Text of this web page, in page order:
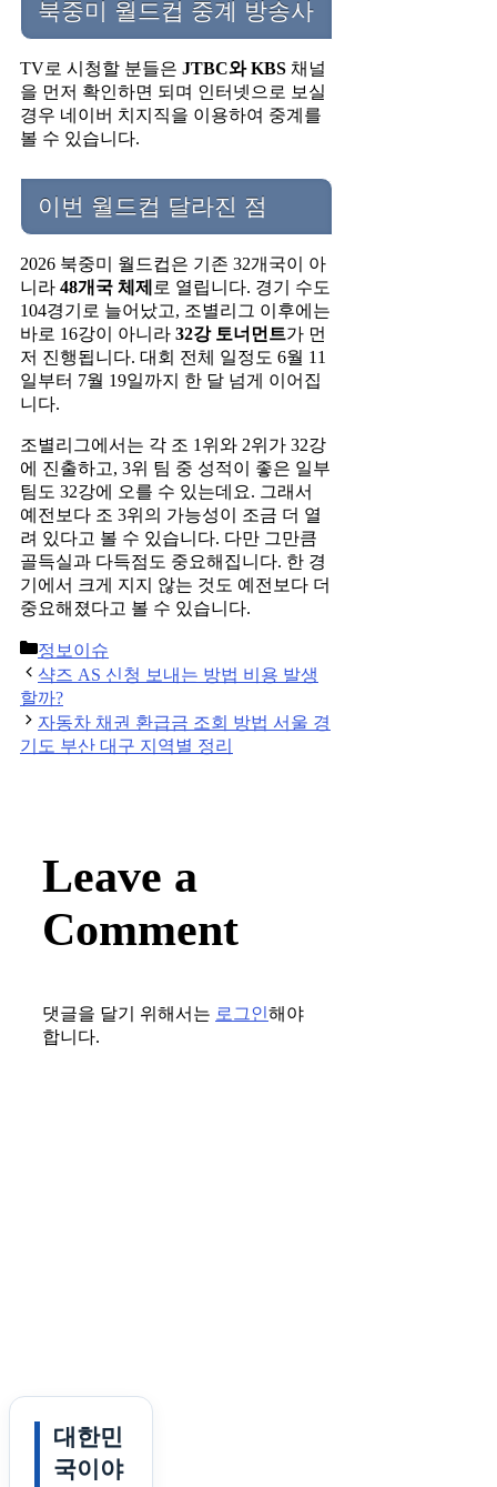
북중미 월드컵 중계 방송사
TV로 시청할 분들은 JTBC와 KBS 채널
을 먼저 확인하면 되며 인터넷으로 보실
경우 네이버 치지직을 이용하여 중계를
볼 수 있습니다.
이번 월드컵 달라진 점
2026 북중미 월드컵은 기존 32개국이 아
니라 48개국 체제 로 열립니다. 경기 수도
104경기로 늘어났고, 조별리그 이후에는
바로 16강이 아니라 32강 토너먼트가 먼
저 진행됩니다. 대회 전체 일정도 6월 11
일부터 7월 19일까지 한 달 넘게 이어집
니다.
조별리그에서는 각 조 1위와 2위가 32강
에 진출하고, 3위 팀 중 성적이 좋은 일부
팀도 32강에 오를 수 있는데요. 그래서
예전보다 조 3위의 가능성이 조금 더 열
려 있다고 볼 수 있습니다. 다만 그만큼
골득실과 다득점도 중요해집니다. 한 경
기에서 크게 지지 않는 것도 예전보다 더
중요해졌다고 볼 수 있습니다.
Categories
정보이슈
Post
navigation
샥즈 AS 신청 보내는 방법 비용 발생
할까?
자동차 채권 환급금 조회 방법 서울 경
기도 부산 대구 지역별 정리
Leave a
Comment
댓글을 달기 위해서는 로그인해야
합니다.
대한민
국이야